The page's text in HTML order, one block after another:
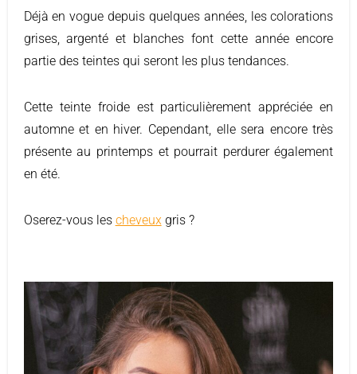
Déjà en vogue depuis quelques années, les colorations
grises, argenté et blanches font cette année encore
partie des teintes qui seront les plus tendances.
Cette teinte froide est particulièrement appréciée en
automne et en hiver. Cependant, elle sera encore très
présente au printemps et pourrait perdurer également
en été.
Oserez-vous les cheveux gris ?